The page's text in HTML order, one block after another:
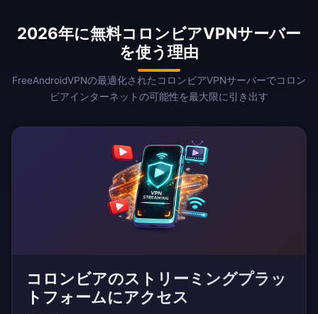
2026年に無料コロンビアVPNサーバー
を使う理由
FreeAndroidVPNの最適化されたコロンビアVPNサーバーでコロン
ビアインターネットの可能性を最大限に引き出す
コロンビアのストリーミングプラッ
トフォームにアクセス